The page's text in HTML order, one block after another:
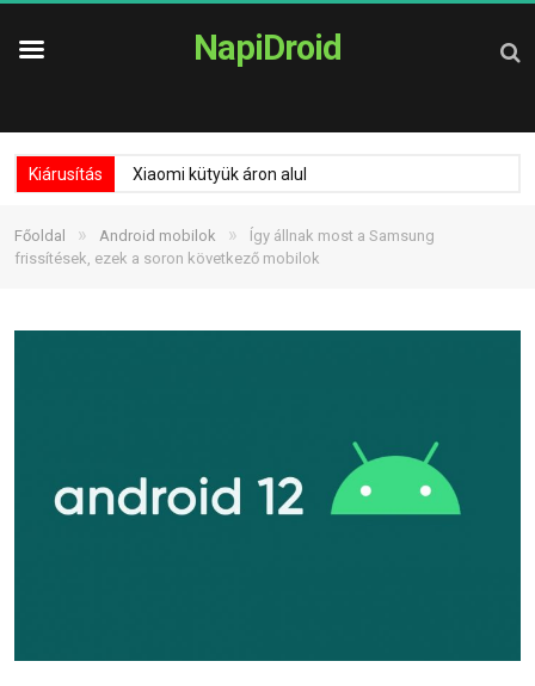
NapiDroid
Kiárusítás Xiaomi kütyük áron alul
Főoldal » Android mobilok »
Így állnak most a Samsung
frissítések, ezek a soron következő mobilok